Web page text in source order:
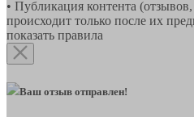
• Публикация контента
происходит только после их
показать правила
Ваш отзыв отправлен!